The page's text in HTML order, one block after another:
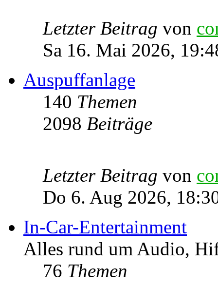
Letzter Beitrag von
Sa 16. Mai 2026,
Auspuffanlage
140 Themen
2098 Beiträge
Letzter Beitrag von
Do 6. Aug 2026,
In-Car-Entertainment
Alles rund um Audio,
76 Themen